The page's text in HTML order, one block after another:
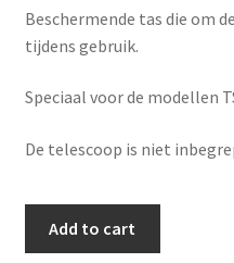
was:
is:
Beschermende tas die om
tijdens gebruik.
Speciaal voor de modellen
De telescoop is niet
Add to cart